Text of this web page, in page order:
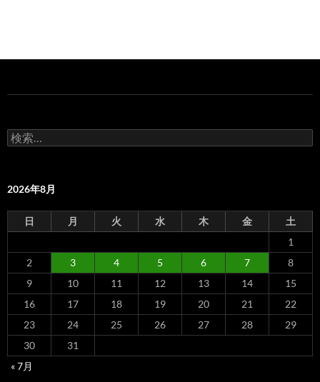
検
索:
2026年8月
日 月 火 水 木 金
土
1
2
3 4 5 6 7
8
9
10 11 12 13 14
15
16
17 18 19 20 21
22
23
24 25 26 27 28
29
30
31
« 7月